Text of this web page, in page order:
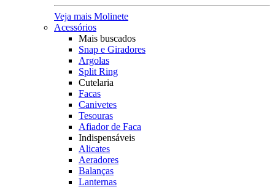
Veja mais Molinete
Acessórios
Mais buscados
Snap e Giradores
Argolas
Split Ring
Cutelaria
Facas
Canivetes
Tesouras
Afiador de Faca
Indispensáveis
Alicates
Aeradores
Balanças
Lanternas